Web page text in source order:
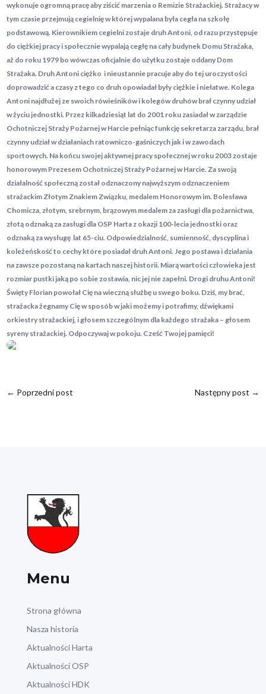
wykonuje ogromną pracę aby ziścić marzenia o Remizie Strażackiej. Strażacy w
tym czasie przejmują cegielnię w której wypalana była cegła na szkołę
podstawową. Kierownikiem cegielni zostaje druh Antoni, od razu przystępuje
do ciężkiej pracy i społecznie wypalają cegłę na cały budynek Domu Strażaka,
aż do roku 1979 bo wówczas oficjalnie do użytku zostaje oddany Dom
Strażaka. Druh Antoni ciężko i nieustannie pracuje aby do tej uroczystości
doprowadzić a czasy z tego co druh opowiadał były ciężkie i niełatwe. Kolega
Antoni najdłużej ze swoich rówieśników i kolegów druhów brał czynny udział
w życiu jednostki. Przez kilkadziesiąt lat do 2001 roku zasiadał w zarządzie
Ochotniczej Straży Pożarnej w Harcie pełniąc funkcję sekretarza zarządu, brał
czynny udział w działaniach ratowniczo-gaśniczych jak i w zawodach
sportowych. Na końcu swojej aktywnej pracy społecznej w roku 2003 zostaje
honorowym Prezesem Ochotniczej Straży Pożarnej w Harcie. Za swoją
działalność społeczną został odznaczony najwyższym odznaczeniem
strażackim Złotym Znakiem Związku, medalem Honorowym im. Bolesława
Chomicza, złotym, srebrnym, brązowym medalem za zasługi dla pożarnictwa,
złotą odznaką za zasługi dla OSP Harta z okazji 100-lecia jednostki oraz
odznaką za wysługę lat 65-ciu. Odpowiedzialność, sumienność, dyscyplina i
koleżeńskość to cechy które posiadał druh Antoni. Jego postawa i działania
na zawsze pozostaną na kartach naszej historii. Miarą wartości człowieka jest
rozmiar pustki jaką po sobie zostawia, nic jej nie zapełni. Drogi druhu Antoni!
Święty Florian powołał Cię na wieczną służbę u swego boku. Dziś, my brać,
strażacka żegnamy Cię w sposób w jaki możemy i potrafimy, dźwiękami
orkiestry strażackiej, i głosem szczególnym dla każdego strażaka – głosem
syreny strażackiej. Odpoczywaj w pokoju. Cześć Twojej pamięci!
← Poprzedni post Następny post →
Menu
Strona główna
Nasza historia
Aktualności Harta
Aktualności OSP
Aktualności HDK